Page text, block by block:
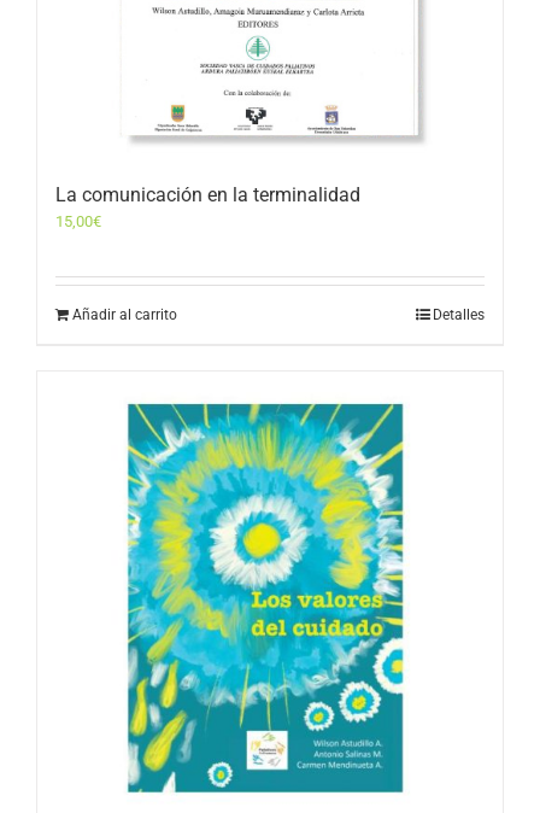
La comunicación en la terminalidad
15,00€
Añadir al carrito Detalles